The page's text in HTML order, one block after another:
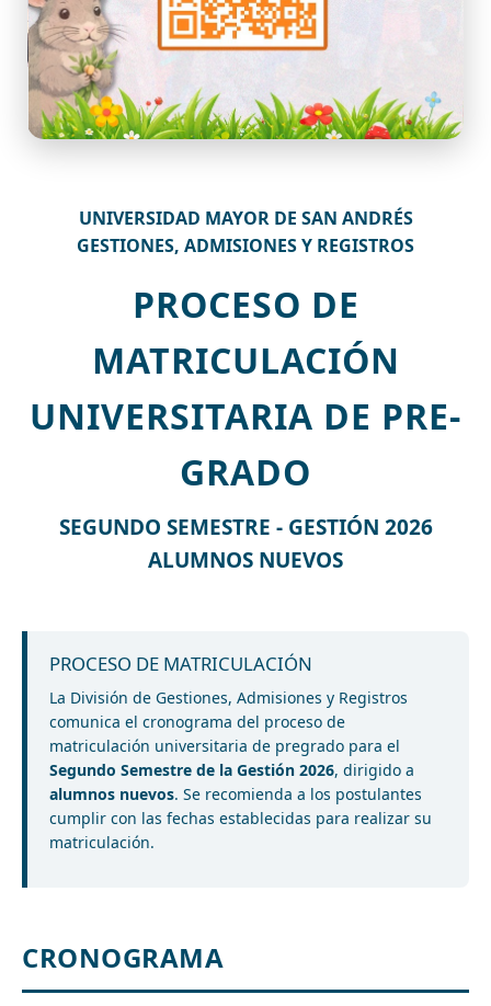
UNIVERSIDAD MAYOR DE SAN ANDRÉS
GESTIONES, ADMISIONES Y REGISTROS
PROCESO DE
MATRICULACIÓN
UNIVERSITARIA DE PRE-
GRADO
SEGUNDO SEMESTRE - GESTIÓN 2026
ALUMNOS NUEVOS
PROCESO DE MATRICULACIÓN
La División de Gestiones, Admisiones y Registros
comunica el cronograma del proceso de
matriculación universitaria de pregrado para el
Segundo Semestre de la Gestión 2026, dirigido a
alumnos nuevos. Se recomienda a los postulantes
cumplir con las fechas establecidas para realizar su
matriculación.
CRONOGRAMA